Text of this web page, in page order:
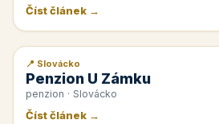
Číst článek →
📰 PR článek
📍 Slovácko
Penzion U Zámku
penzion · Slovácko
Číst článek →